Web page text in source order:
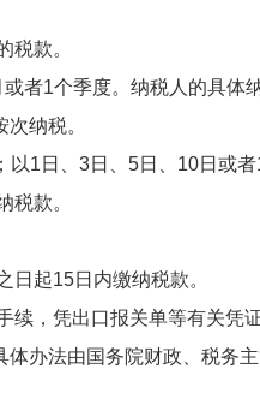
款。
1个季度。纳税人的具体
纳税。
1日、3日、5日、10日或者
税款。
起15日内缴纳税款。
，凭出口报关单等有关凭
办法由国务院财政、税务主